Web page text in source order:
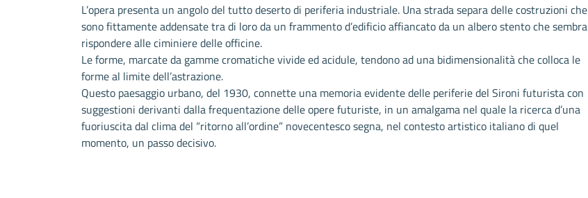
L’opera presenta un angolo del tutto deserto di periferia industriale. Una strada separa delle costruzioni che
sono fittamente addensate tra di loro da un frammento d’edificio affiancato da un albero stento che sembra
rispondere alle ciminiere delle officine.
Le forme, marcate da gamme cromatiche vivide ed acidule, tendono ad una bidimensionalità che colloca le
forme al limite dell’astrazione.
Questo paesaggio urbano, del 1930, connette una memoria evidente delle periferie del Sironi futurista con
suggestioni derivanti dalla frequentazione delle opere futuriste, in un amalgama nel quale la ricerca d’una
fuoriuscita dal clima del “ritorno all’ordine” novecentesco segna, nel contesto artistico italiano di quel
momento, un passo decisivo.